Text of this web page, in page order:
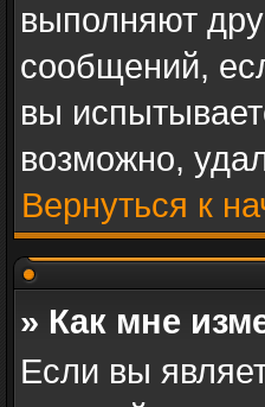
выполняют
сообщений,
вы
возможно,
Вернуться к
» Как мне
Если вы